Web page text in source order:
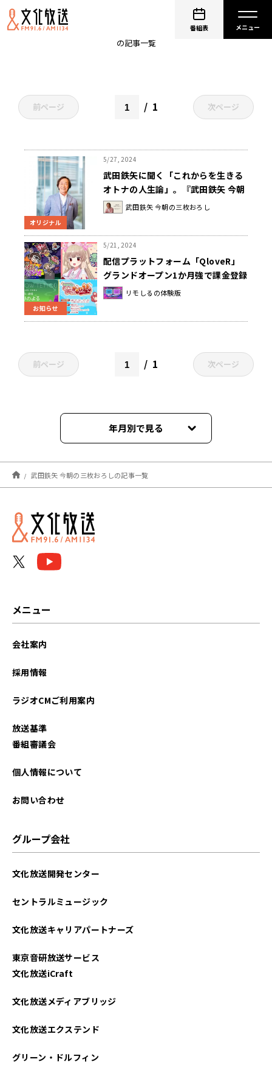
番組表
武田鉄矢 今朝の三枚おろし
の記事一覧
前ページ 1 次ページ
オリジナル
5/27, 2024
武田鉄矢に聞く「これからを生きる
オトナの人生論」。『武田鉄矢 今朝
の三枚おろし』30周年記念インタビ
ュー
武田鉄矢 今朝の三枚おろし
お知らせ
5/21, 2024
配信プラットフォーム「QloveR」
グランドオープン1か月強で課金登録
者2万人突破！「〇〇の主役は我々
だ！」「名取さな」「三人称・鉄
リモしるの体験版
前ページ 1 次ページ
年月別で見る
2026年05月
2026年04月
2025年06月
2024年04月
2023年11月
武田鉄矢 今朝の三枚おろしの記事一覧
メニュー
会社案内
採用情報
ラジオCMご利用案内
放送基準
番組審議会
個人情報について
お問い合わせ
グループ会社
文化放送開発センター
セントラルミュージック
文化放送キャリアパートナーズ
東京音研放送サービス
文化放送iCraft
文化放送メディアブリッジ
文化放送エクステンド
グリーン・ドルフィン